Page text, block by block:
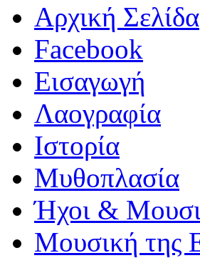
Αρχική Σελίδα
Facebook
Εισαγωγή
Λαογραφία
Ιστορία
Μυθοπλασία
Ήχοι &
Μουσική της